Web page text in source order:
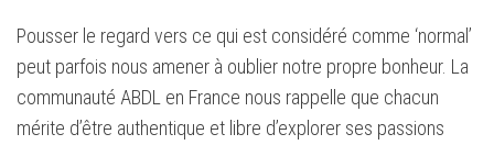
Pousser le regard vers ce qui est considéré comme ‘normal’
peut parfois nous amener à oublier notre propre bonheur. La
communauté ABDL en France nous rappelle que chacun
mérite d’être authentique et libre d’explorer ses passions